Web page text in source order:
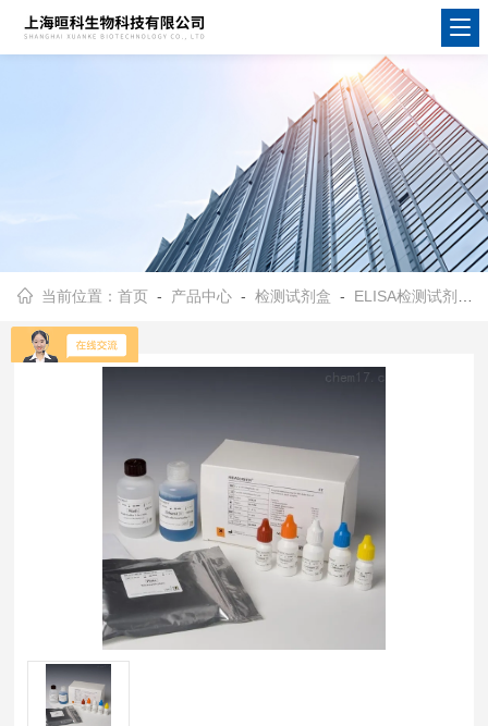
当前位置：首页 - 产品中心 -检测试剂盒 - ELISA检测试剂盒